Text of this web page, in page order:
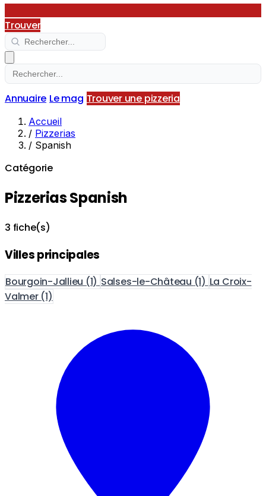
Trouver
Annuaire Le mag Trouver une pizzeria
Accueil
/ Pizzerias
/ Spanish
Catégorie
Pizzerias Spanish
3 fiche(s)
Villes principales
Bourgoin-Jallieu (1) Salses-le-Château (1) La Croix-
Valmer (1)